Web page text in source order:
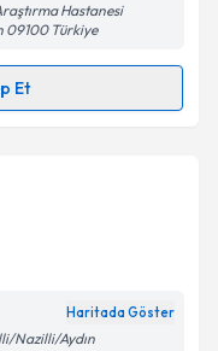
ilişkinAydınlatma
belirtilen
ediyorum.
Hastanesi
09100 Türkiye
Et
almanız için bir
bilgilendireceğiz.
Haritada Göster
Nazilli/Aydın